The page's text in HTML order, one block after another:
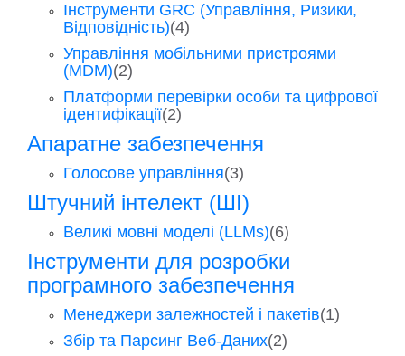
Інструменти GRC (Управління, Ризики,
Відповідність)(4)
Управління мобільними пристроями
(MDM)(2)
Платформи перевірки особи та цифрової
ідентифікації(2)
Апаратне забезпечення
Голосове управління(3)
Штучний інтелект (ШІ)
Великі мовні моделі (LLMs)(6)
Інструменти для розробки
програмного забезпечення
Менеджери залежностей і пакетів(1)
Збір та Парсинг Веб-Даних(2)